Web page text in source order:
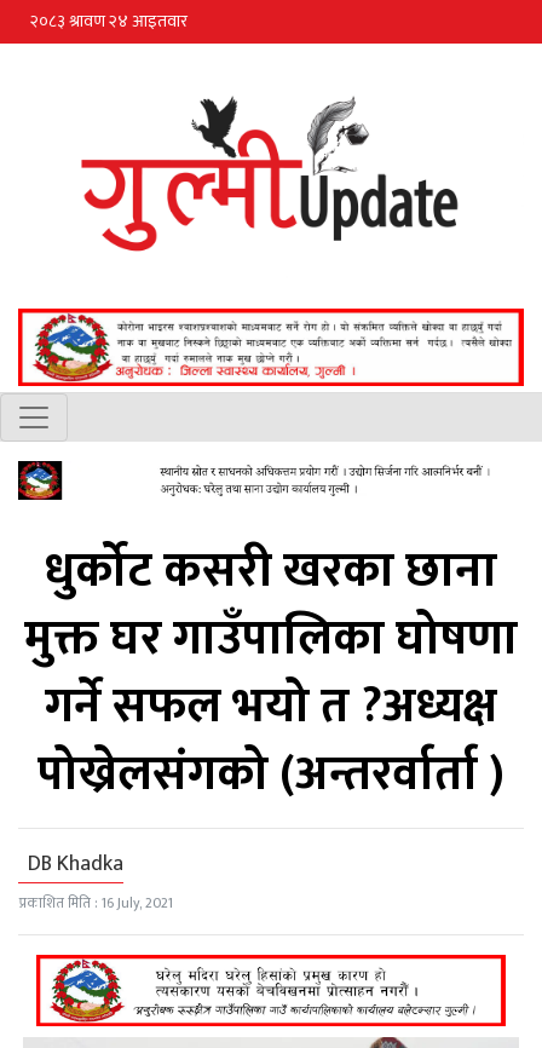
धुर्कोट कसरी खरका छाना
मुक्त घर गाउँपालिका घोषणा
गर्ने सफल भयो त ?अध्यक्ष
पोख्रेलसंगको (अन्तरर्वार्ता )
DB Khadka
प्रकाशित मिति : 16 July, 2021